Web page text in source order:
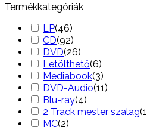
Termékkategóriák
LP(46)
CD(92)
DVD(26)
Letölthető(6)
Mediabook(3)
DVD-Audio(11)
Blu-ray(4)
2 Track mester szalag(1
MC(2)